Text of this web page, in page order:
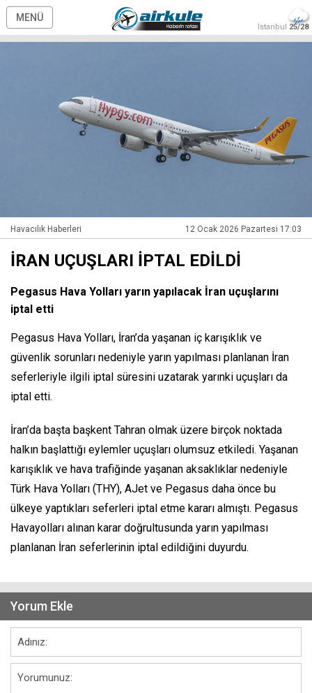
MENÜ
İstanbul 25/28
Havacılık Haberleri 12 Ocak 2026 Pazartesi 17:03
İRAN UÇUŞLARI İPTAL EDİLDİ
Pegasus Hava Yolları yarın yapılacak İran uçuşlarını
iptal etti
Pegasus Hava Yolları, İran’da yaşanan iç karışıklık ve
güvenlik sorunları nedeniyle yarın yapılması planlanan İran
seferleriyle ilgili iptal süresini uzatarak yarınki uçuşları da
iptal etti.
İran’da başta başkent Tahran olmak üzere birçok noktada
halkın başlattığı eylemler uçuşları olumsuz etkiledi. Yaşanan
karışıklık ve hava trafiğinde yaşanan aksaklıklar nedeniyle
Türk Hava Yolları (THY), AJet ve Pegasus daha önce bu
ülkeye yaptıkları seferleri iptal etme kararı almıştı. Pegasus
Havayolları alınan karar doğrultusunda yarın yapılması
planlanan İran seferlerinin iptal edildiğini duyurdu.
Yorum Ekle